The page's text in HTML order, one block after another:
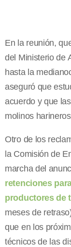
En la reunión,
del Ministerio de
hasta la
aseguró que
acuerdo y que
molinos
Otro de los
la Comisión de
marcha del
retenciones
productores de
meses de
que en los
técnicos de las